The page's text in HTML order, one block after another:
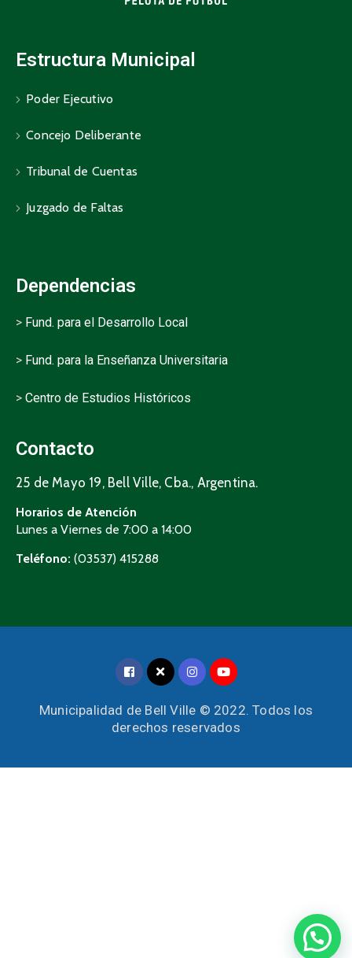
Estructura Municipal
Poder Ejecutivo
Concejo Deliberante
Tribunal de Cuentas
Juzgado de Faltas
Dependencias
> Fund. para el Desarrollo Local
> Fund. para la Enseñanza Universitaria
> Centro de Estudios Históricos
Contacto
25 de Mayo 19, Bell Ville, Cba., Argentina.
Horarios de Atención
Lunes a Viernes de 7:00 a 14:00
Teléfono: (03537) 415288
Municipalidad de Bell Ville © 2022. Todos los
derechos reservados